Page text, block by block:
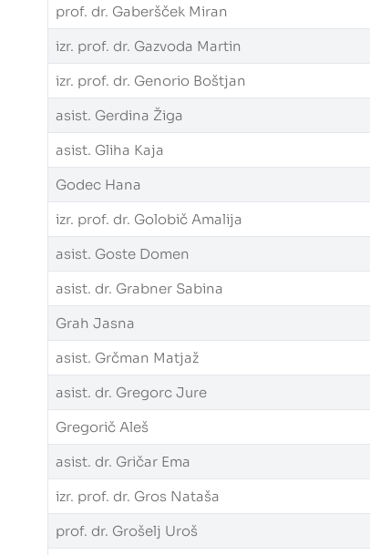
prof. dr. Gaberšček Miran
izr. prof. dr. Gazvoda Martin
izr. prof. dr. Genorio Boštjan
asist. Gerdina Žiga
asist. Gliha Kaja
Godec Hana
izr. prof. dr. Golobič Amalija
asist. Goste Domen
asist. dr. Grabner Sabina
Grah Jasna
asist. Grčman Matjaž
asist. dr. Gregorc Jure
Gregorič Aleš
asist. dr. Gričar Ema
izr. prof. dr. Gros Nataša
prof. dr. Grošelj Uroš